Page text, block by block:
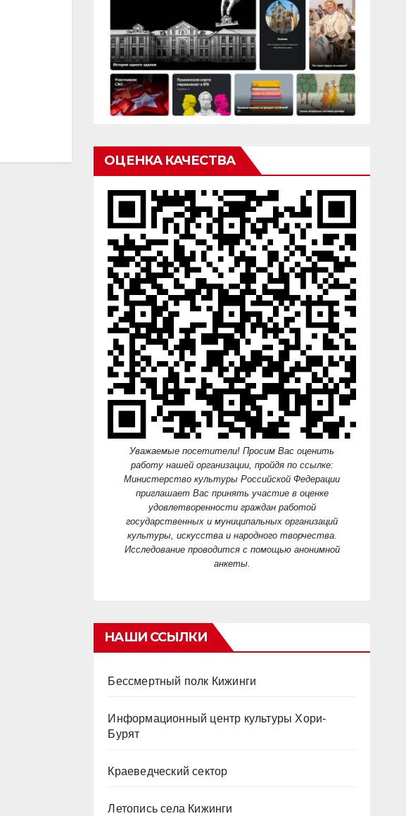
ОЦЕНКА КАЧЕСТВА
Уважаемые посетители! Просим Вас оценить
работу нашей организации, пройдя по ссылке:
Министерство культуры Российской Федерации
приглашает Вас принять участие в оценке
удовлетворенности граждан работой
государственных и муниципальных организаций
культуры, искусства и народного творчества.
Исследование проводится с помощью анонимной
анкеты.
НАШИ ССЫЛКИ
Бессмертный полк Кижинги
Информационный центр культуры Хори-
Бурят
Краеведческий сектор
Летопись села Кижинги